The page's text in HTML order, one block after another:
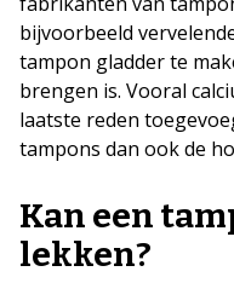
bijvoorbeeld
tampon gladder te
brengen is. Vooral
laatste reden
tampons dan ook de
Kan een
lekken?